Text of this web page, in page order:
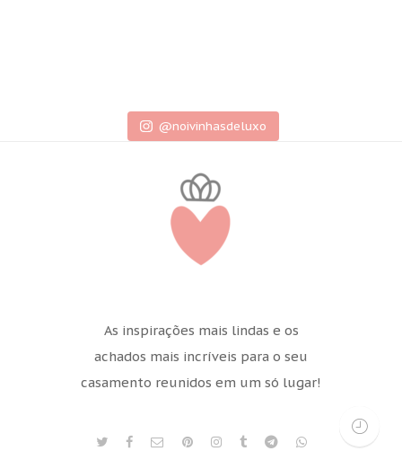
@noivinhasdeluxo
As inspirações mais lindas e os
achados mais incríveis para o seu
casamento reunidos em um só lugar!